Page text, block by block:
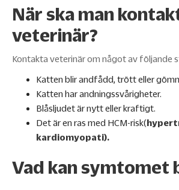
När ska man
veterinär?
Kontakta veterinär om något av följande
Katten blir andfådd, trött eller
Katten har andningssvårigheter.
Blåsljudet är nytt eller kraftigt.
Det är en ras med HCM-risk(
kardiomyopati).
Vad kan symtomet